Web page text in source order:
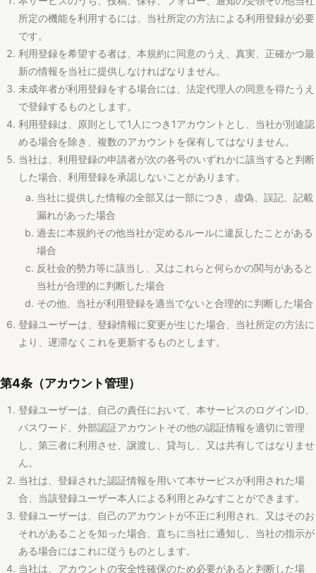
新の情報を当社に提供しなければなりません。
未成年者が利用登録をする場合には、法定代理人の同意を得たうえ
で登録するものとします。
利用登録は、原則として1人につき1アカウントとし、当社が別途認
める場合を除き、複数のアカウントを保有してはなりません。
当社は、利用登録の申請者が次の各号のいずれかに該当すると判断
した場合、利用登録を承認しないことがあります。
当社に提供した情報の全部又は一部につき、虚偽、誤記、記載
漏れがあった場合
過去に本規約その他当社が定めるルールに違反したことがある
場合
反社会的勢力等に該当し、又はこれらと何らかの関与があると
当社が合理的に判断した場合
登録ユーザーは、登録情報に変更が生じた場合、当社所定の方法に
より、遅滞なくこれを更新するものとします。
第4条（アカウント管理）
登録ユーザーは、自己の責任において、本サービスのログインID、
パスワード、外部認証アカウントその他の認証情報を適切に管理
当社は、登録された認証情報を用いて本サービスが利用された場
合、当該登録ユーザー本人による利用とみなすことができます。
登録ユーザーは、自己のアカウントが不正に利用され、又はそのお
それがあることを知った場合、直ちに当社に通知し、当社の指示が
ある場合にはこれに従うものとします。
当社は、アカウントの安全性確保のため必要があると判断した場
合、パスワード変更の要請、利用停止その他必要な措置を講じるこ
とができます。
第5条（本サービスの内容等）
本サービスは、音楽作品、アーティスト、アルバム等に関するレビ